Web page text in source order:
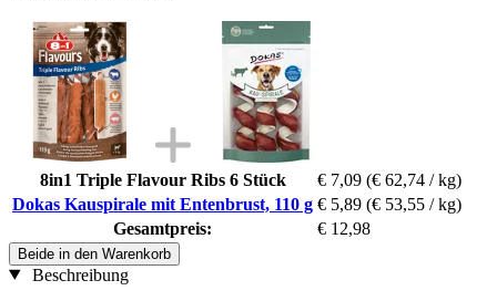
8in1 Triple Flavour Ribs 6 Stück € 7,09 (€ 62,74 / kg)
Dokas Kauspirale mit Entenbrust, 110 g € 5,89 (€ 53,55 / kg)
Gesamtpreis:
€ 12,98
Beide in den Warenkorb
Beschreibung